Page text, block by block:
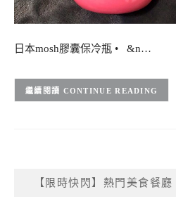
日本mosh膠囊保冷瓶 • &n…
CONTINUE READING
【限時快閃】熱門美食餐